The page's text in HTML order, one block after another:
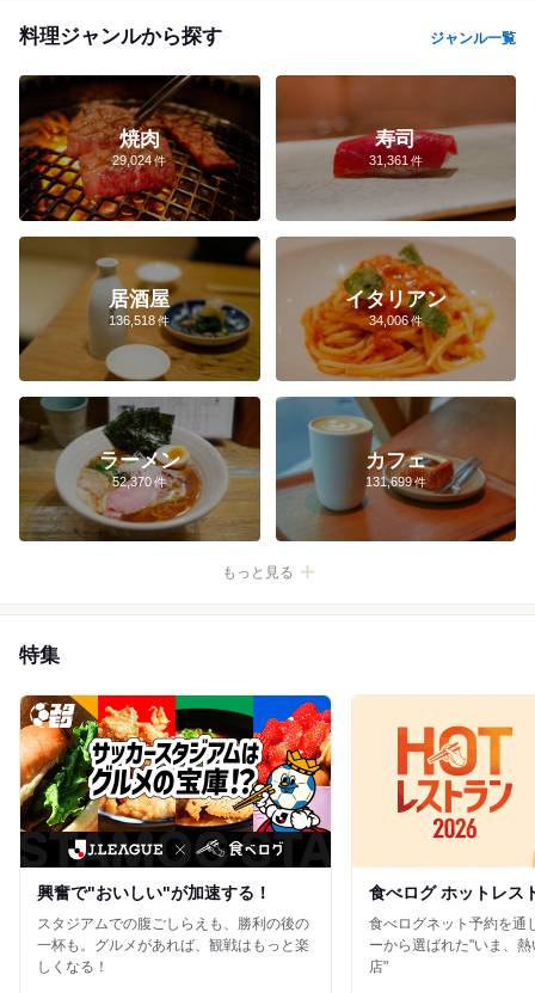
恵比寿
有楽町 原宿 築地
新橋
日本橋
代官山 麻布十番 飯田橋 中目黒 五反田
東京
自由が丘
丸の内 御茶ノ水
梅田 難波 京都 大宮 名古屋 すすきの 天神
横浜
桜木町
みなとみらい 元町・中華街
新宿×ランチ 渋谷×ラーメン 渋谷×居酒屋
銀座×ランチ
表参道×ランチ
新宿×ラーメン 池袋×焼肉
六本木×ランチ
神保町×カレー
新宿×焼肉 池袋×ラーメン
鎌倉×ランチ
銀座×寿司
新宿×居酒屋 渋谷×ランチ 池袋×ランチ
北海道
茨城 栃木 群馬 埼玉 千葉 東京 神奈川
料理ジャンルから探す ジャンル一覧
焼肉
29,024
寿司
31,361
居酒屋
136,518
イタリアン
34,006
ラーメン
52,370
カフェ
131,699
特集
興奮で"おいしい"が加速する！
スタジアムでの腹ごしらえも、勝利の後の
一杯も。グルメがあれば、観戦はもっと楽
しくなる！
食べログ ホットレス
食べログネット予約を通
ーから選ばれた"いま、
店"